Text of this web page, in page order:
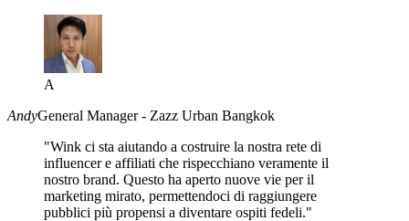
A
AndyGeneral Manager - Zazz Urban Bangkok
"Wink ci sta aiutando a costruire la nostra rete di
influencer e affiliati che rispecchiano veramente il
nostro brand. Questo ha aperto nuove vie per il
marketing mirato, permettendoci di raggiungere
pubblici più propensi a diventare ospiti fedeli."